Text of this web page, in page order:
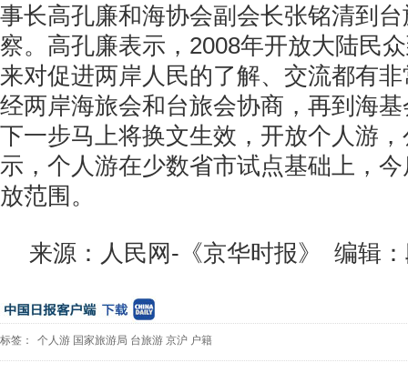
事长高孔廉和海协会副会长张铭清到
察。高孔廉表示，2008年开放大陆民
来对促进两岸人民的了解、交流都有
经两岸海旅会和台旅会协商，再到海
下一步马上将换文生效，开放个人游
示，个人游在少数省市试点基础上，
放范围。
来源：人民网-《京华时报》 编辑
标签： 个人游 国家旅游局 台旅游 京沪 户籍